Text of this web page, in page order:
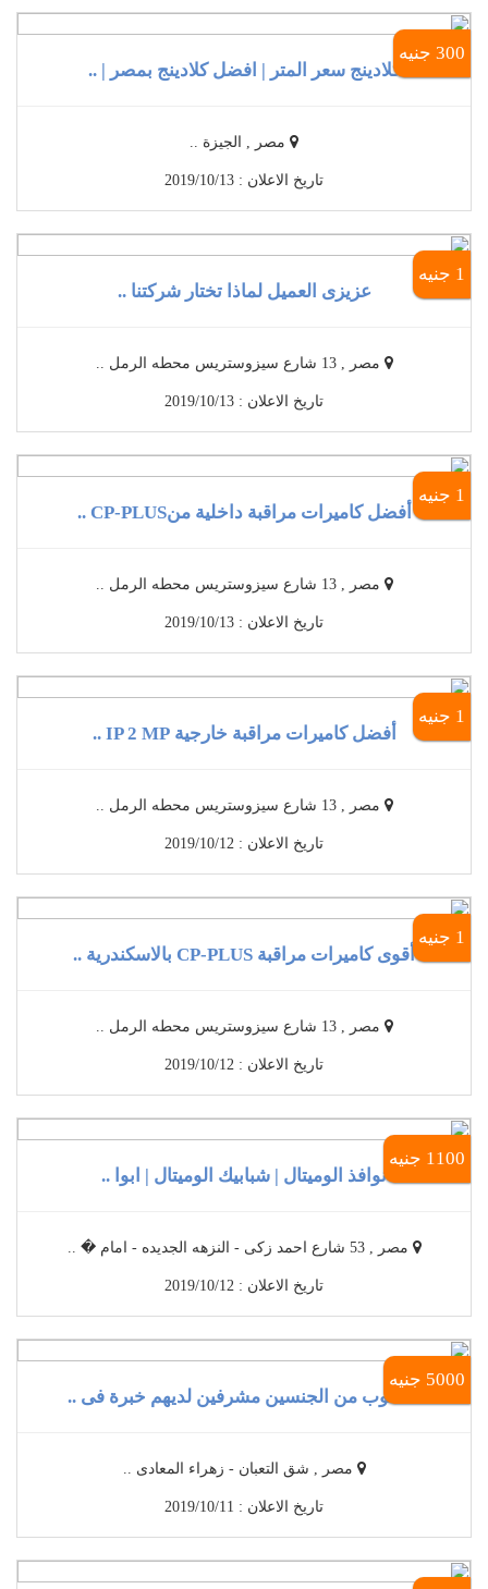
300 جنيه
كلادينج سعر المتر | افضل كلادينج بمصر | ..
مصر , الجيزة ..
تاريخ الاعلان : 2019/10/13
1 جنيه
عزيزى العميل لماذا تختار شركتنا ..
مصر , 13 شارع سيزوستريس محطه الرمل ..
تاريخ الاعلان : 2019/10/13
1 جنيه
أفضل كاميرات مراقبة داخلية منCP-PLUS ..
مصر , 13 شارع سيزوستريس محطه الرمل ..
تاريخ الاعلان : 2019/10/13
1 جنيه
أفضل كاميرات مراقبة خارجية IP 2 MP ..
مصر , 13 شارع سيزوستريس محطه الرمل ..
تاريخ الاعلان : 2019/10/12
1 جنيه
أقوى كاميرات مراقبة CP-PLUS بالاسكندرية ..
مصر , 13 شارع سيزوستريس محطه الرمل ..
تاريخ الاعلان : 2019/10/12
1100 جنيه
نوافذ الوميتال | شبابيك الوميتال | ابوا ..
مصر , 53 شارع احمد زكى - النزهه الجديده - امام � ..
تاريخ الاعلان : 2019/10/12
5000 جنيه
مطلوب من الجنسين مشرفين لديهم خبرة فى ..
مصر , شق التعبان - زهراء المعادى ..
تاريخ الاعلان : 2019/10/11